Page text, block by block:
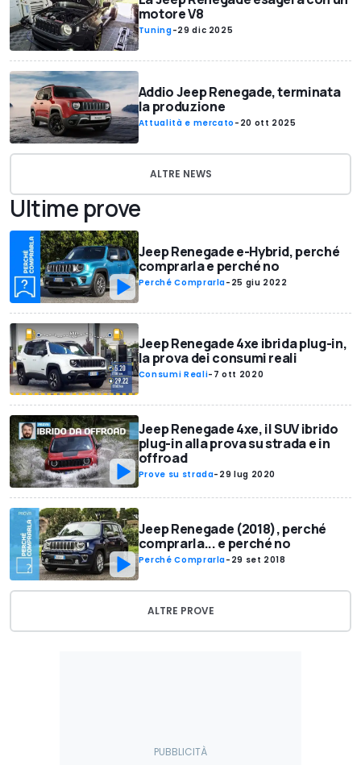
motore V8
Tuning-29 dic 2025
Addio Jeep Renegade, terminata
la produzione
Attualità e mercato - 20 ott 2025
ALTRE NEWS
Ultime prove
Jeep Renegade e-Hybrid, perché
comprarla e perché no
Perché Comprarla- 25 giu 2022
Jeep Renegade 4xe ibrida plug-in,
la prova dei consumi reali
Consumi Reali- 7 ott 2020
Jeep Renegade 4xe, il SUV ibrido
plug-in alla prova su strada e in
offroad
Prove su strada- 29 lug 2020
Jeep Renegade (2018), perché
comprarla... e perché no
Perché Comprarla- 29 set 2018
ALTRE PROVE